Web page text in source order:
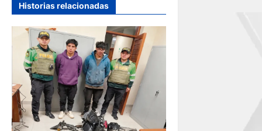
c
i
n
d
Historias relacionadas